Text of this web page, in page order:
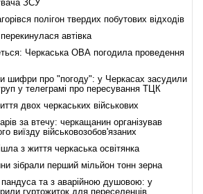
ЗСУ
полігон твердих побутових відходів
автівка
Черкаська ОВА погодила проведення
шифри про "погоду": у Черкасах засудили
у телеграмі про пересування ТЦК
двох черкаських військових
за втечу: черкащанин організував
виїзду військовозобов'язаних
з життя черкаська освітянка
зібрали перший мільйон тонн зерна
пандуса та з аварійною душовою: у
гуртожиток для переселенців